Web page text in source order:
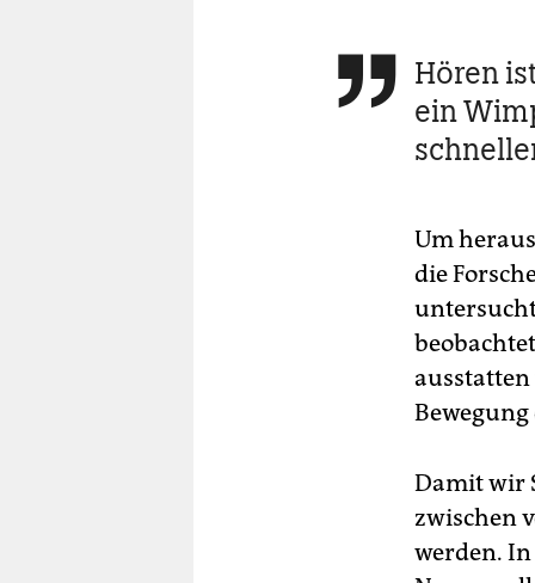
 Hören
ein
Um
die
ausstatten
Damit wir
zwischen
werden.